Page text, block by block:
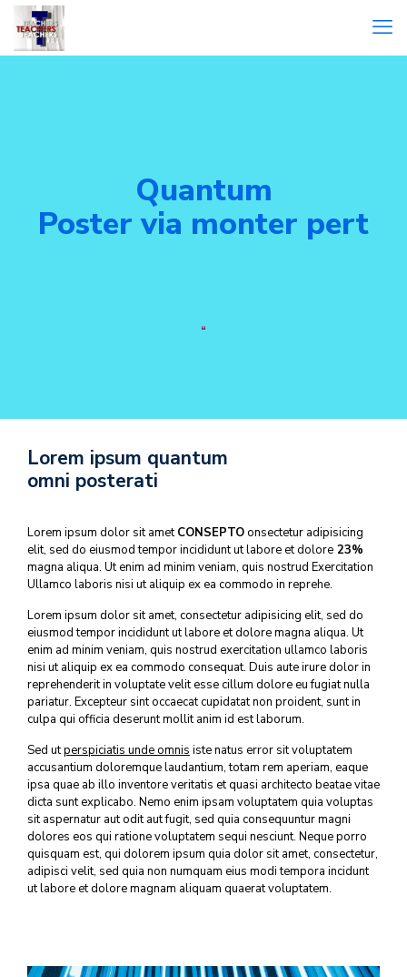
Quantum
Poster via monter pert
Lorem ipsum quantum
omni posterati
Lorem ipsum dolor sit ametCONSEPTOonsectetur adipisicing
elit, sed do eiusmod tempor incididunt ut labore et dolore 23%
magna aliqua. Ut enim ad minim veniam, quis nostrud Exercitation
Ullamco laboris nisi ut aliquip ex ea commodo in reprehe.
Lorem ipsum dolor sit amet, consectetur adipisicing elit, sed do
eiusmod tempor incididunt ut labore et dolore magna aliqua. Ut
enim ad minim veniam, quis nostrud exercitation ullamco laboris
nisi ut aliquip ex ea commodo consequat. Duis aute irure dolor in
reprehenderit in voluptate velit esse cillum dolore eu fugiat nulla
pariatur. Excepteur sint occaecat cupidatat non proident, sunt in
culpa qui officia deserunt mollit anim id est laborum.
Sed utperspiciatis unde omnis iste natus error sit voluptatem
accusantium doloremque laudantium, totam rem aperiam, eaque
ipsa quae ab illo inventore veritatis et quasi architecto beatae vitae
dicta sunt explicabo. Nemo enim ipsam voluptatem quia voluptas
sit aspernatur aut odit aut fugit, sed quia consequuntur magni
dolores eos qui ratione voluptatem sequi nesciunt. Neque porro
quisquam est, qui dolorem ipsum quia dolor sit amet, consectetur,
adipisci velit, sed quia non numquam eius modi tempora incidunt
ut labore et dolore magnam aliquam quaerat voluptatem.